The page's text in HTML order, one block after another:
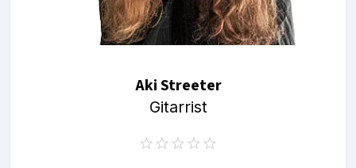
Aki Streeter
Gitarrist